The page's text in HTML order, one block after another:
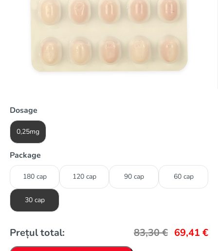
Dosage
0,25mg
Package
180 cap 120 cap 90 cap 60 cap
30 cap
Prețul total: 83,30€ 69,41 €